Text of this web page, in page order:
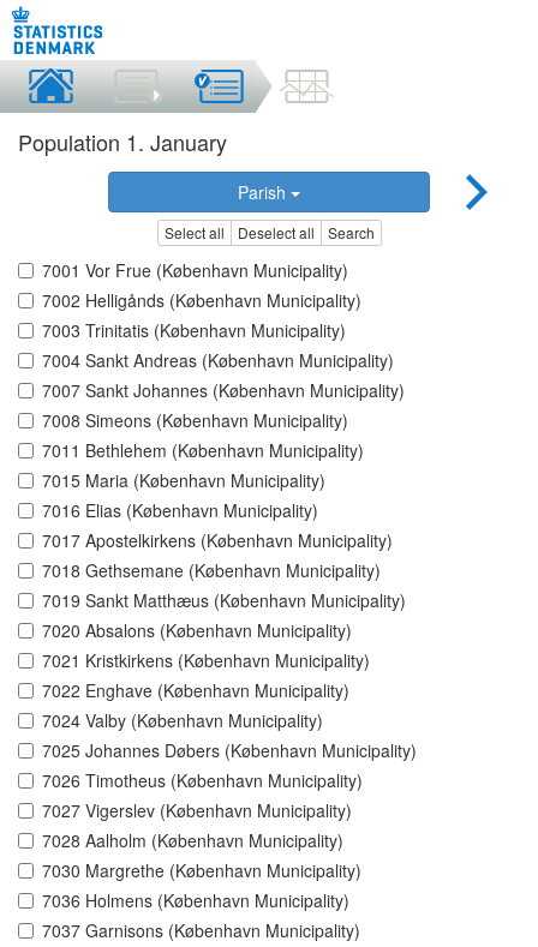
Population 1. January
Parish
Select all Deselect all Search
7001 Vor Frue (København Municipality)
7002 Helligånds (København Municipality)
7003 Trinitatis (København Municipality)
7004 Sankt Andreas (København Municipality)
7007 Sankt Johannes (København Municipality)
7008 Simeons (København Municipality)
7011 Bethlehem (København Municipality)
7015 Maria (København Municipality)
7016 Elias (København Municipality)
7017 Apostelkirkens (København Municipality)
7018 Gethsemane (København Municipality)
7019 Sankt Matthæus (København Municipality)
7020 Absalons (København Municipality)
7021 Kristkirkens (København Municipality)
7022 Enghave (København Municipality)
7024 Valby (København Municipality)
7025 Johannes Døbers (København Municipality)
7026 Timotheus (København Municipality)
7027 Vigerslev (København Municipality)
7028 Aalholm (København Municipality)
7030 Margrethe (København Municipality)
7036 Holmens (København Municipality)
7037 Garnisons (København Municipality)